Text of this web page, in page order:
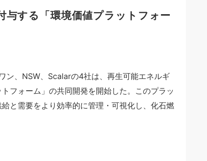
与する「環境価値プラットフォー
ン、NSW、Scalarの4社は、再生可能エネルギ
フォーム」の共同開発を開始した。このプラッ
と需要をより効率的に管理・可視化し、化石燃